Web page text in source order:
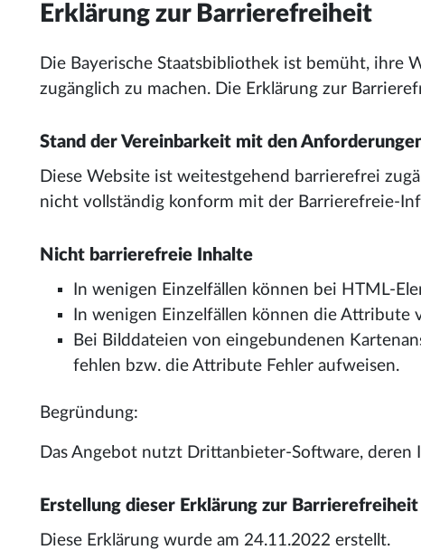
Erklärung zur Barrierefreiheit
Die Bayerische Staatsbibliothek ist bemüht, ihre
zugänglich zu machen. Die Erklärung zur
Stand der Vereinbarkeit mit den
Diese Website ist weitestgehend barrierefrei
nicht vollständig konform mit der Barrierefreie-
Nicht barrierefreie Inhalte
In wenigen Einzelfällen können bei HTML-
In wenigen Einzelfällen können die Attribute
Bei Bilddateien von eingebundenen
fehlen bzw. die Attribute Fehler aufweisen.
Begründung:
Das Angebot nutzt Drittanbieter-Software,
Erstellung dieser Erklärung zur Barrierefreiheit
Diese Erklärung wurde am 24.11.2022 erstellt.